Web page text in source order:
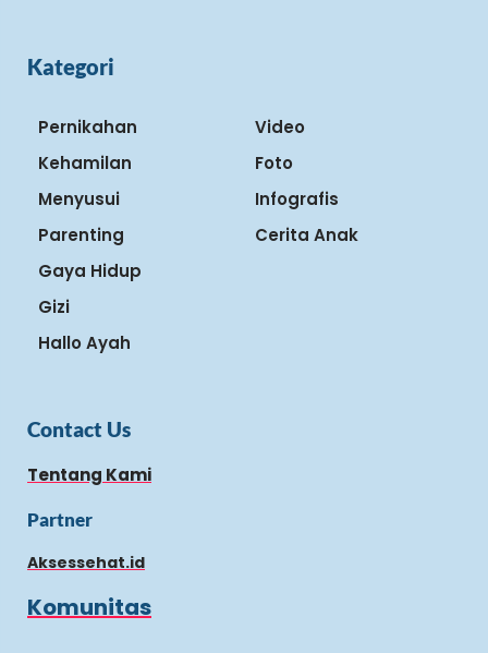
Kategori
Pernikahan
Kehamilan
Menyusui
Parenting
Gaya Hidup
Gizi
Hallo Ayah
Video
Foto
Infografis
Cerita Anak
Contact Us
Tentang Kami
Partner
Aksessehat.id
Komunitas